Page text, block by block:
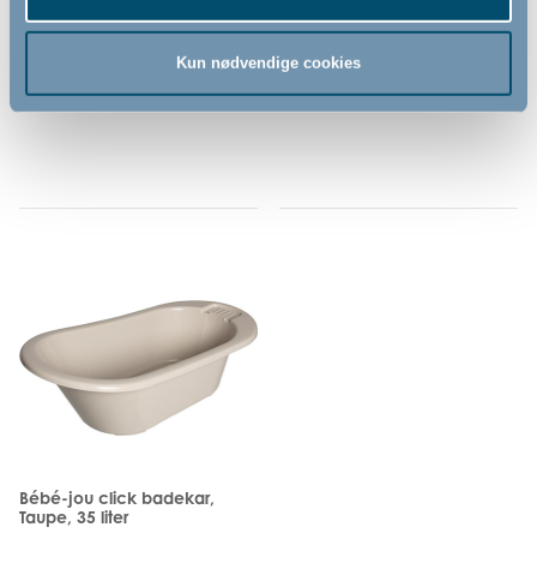
Kun nødvendige cookies
139,00 DKK 139,00 DKK
Bébé-jou click badekar,
Taupe, 35 liter